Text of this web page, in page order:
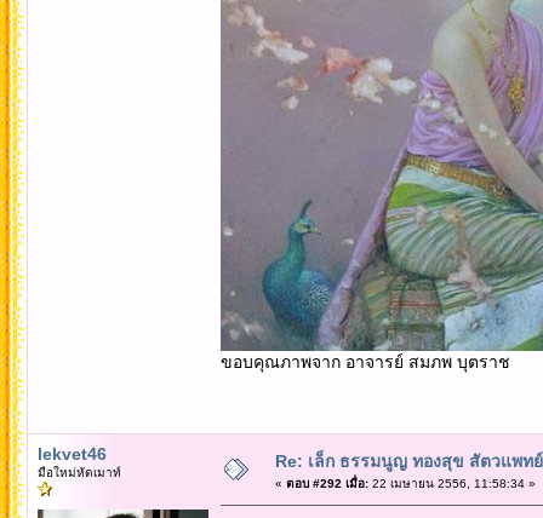
ขอบคุณภาพจาก อาจารย์ สมภพ บุตราช
lekvet46
มือใหม่หัดเมาท์
Re: เล็ก ธรรมนูญ ทองสุข สัตวแพท
« ตอบ #292 เมื่อ:22 เมษายน 2556, 11:58:34 »